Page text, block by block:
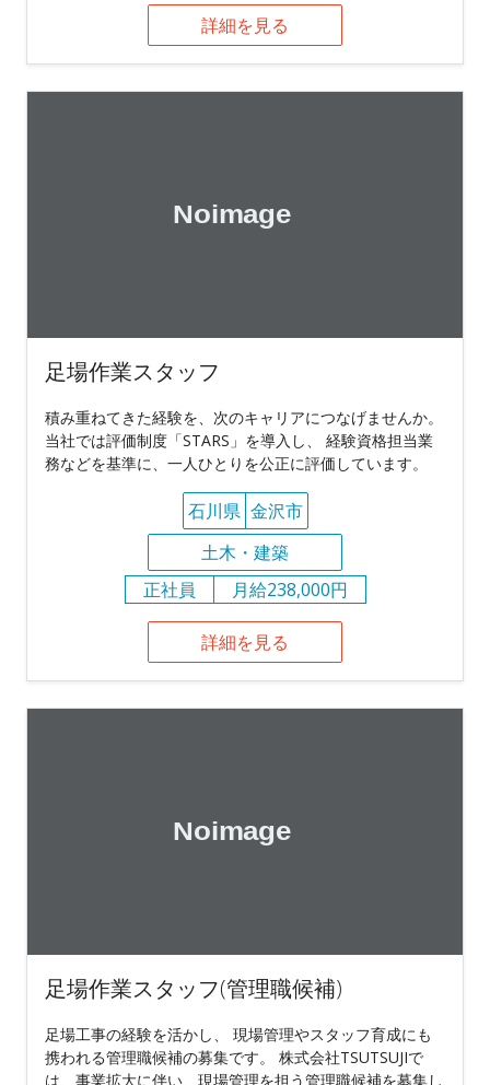
詳細を見る
足場作業スタッフ
積み重ねてきた経験を、次のキャリアにつなげませんか。
当社では評価制度「STARS」を導入し、 経験資格担当業
務などを基準に、一人ひとりを公正に評価しています。
石川県 金沢市
土木・建築
正社員
月給238,000円
詳細を見る
足場作業スタッフ(管理職候補)
足場工事の経験を活かし、 現場管理やスタッフ育成にも
携われる管理職候補の募集です。 株式会社TSUTSUJIで
は、事業拡大に伴い、現場管理を担う管理職候補を募集し